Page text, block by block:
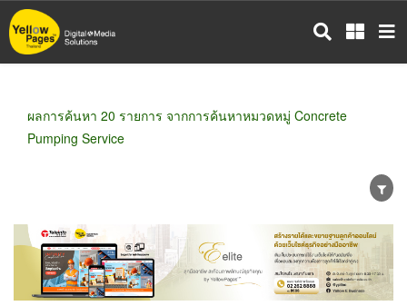
ข้าม
ไป
ผลการค้นหา 20 รายการ จากการค้นหาหมวดหมู่ Concrete
Pumping Service
ขายส่ง ขายปลีก ผู้ผลิต
ตัวแทนจัดจำหน่าย
ผู้ส่งออก/นำเข้า
ธุรกิจบริการ